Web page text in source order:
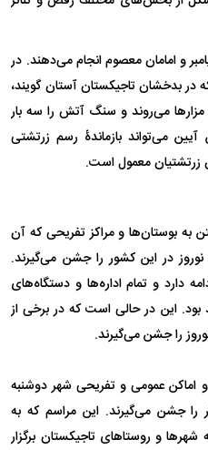
و امامان معصوم انجام می‌دهند. در
در بدخشان تاجیکستان آستان گویند،
می‌روند و سنگ آتش را سه بار
می‌تواند بازماندۀ رسم زرتشتی
زرتشتیان معمول است.
به بوستان‌ها و مراکز تفریحی ‏که آن
نوروز در این کشور را جشن می‌گیرند.
دارد و تمام اداره‌ها و دستگاه‌های
این در حالی است که در برخی از
اماکن عمومی و تفریحی شهر دوشنبه
را جشن می‌گیرند. این مراسم که به
و روستا‌های تاجیکستان برگزار